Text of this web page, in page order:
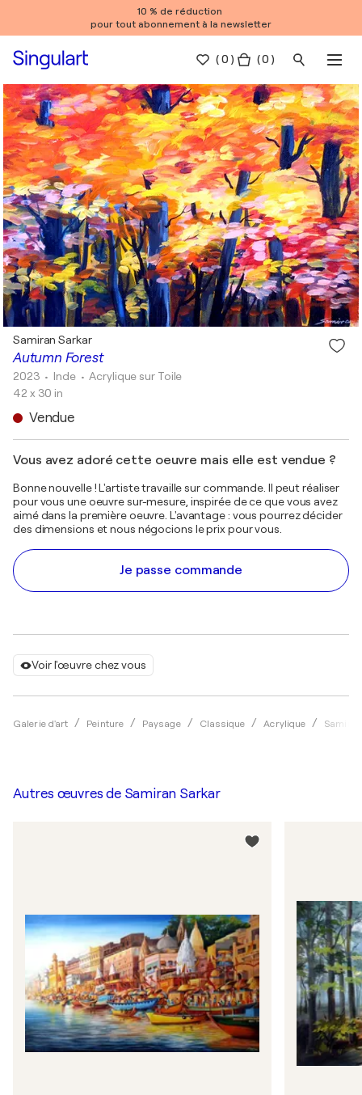
10 % de réduction
pour tout abonnement à la newsletter
(0 ) ( 0 )
Voir l'œuvre chez vous
Galerie d'art Peinture Paysage Classique Acrylique
Autumn Forest
Samiran Sarkar
2023 • Inde •Acrylique sur Toile
42 x 30 in
Vendue
Vous avez adoré cette oeuvre mais elle est vendue ?
Bonne nouvelle ! L'artiste travaille sur commande. Il peut réaliser
pour vous une oeuvre sur-mesure, inspirée de ce que vous avez
aimé dans la première oeuvre. L'avantage : vous pourrez décider
des dimensions et nous négocions le prix pour vous.
Je passe commande
Autres œuvres de Samiran Sarkar